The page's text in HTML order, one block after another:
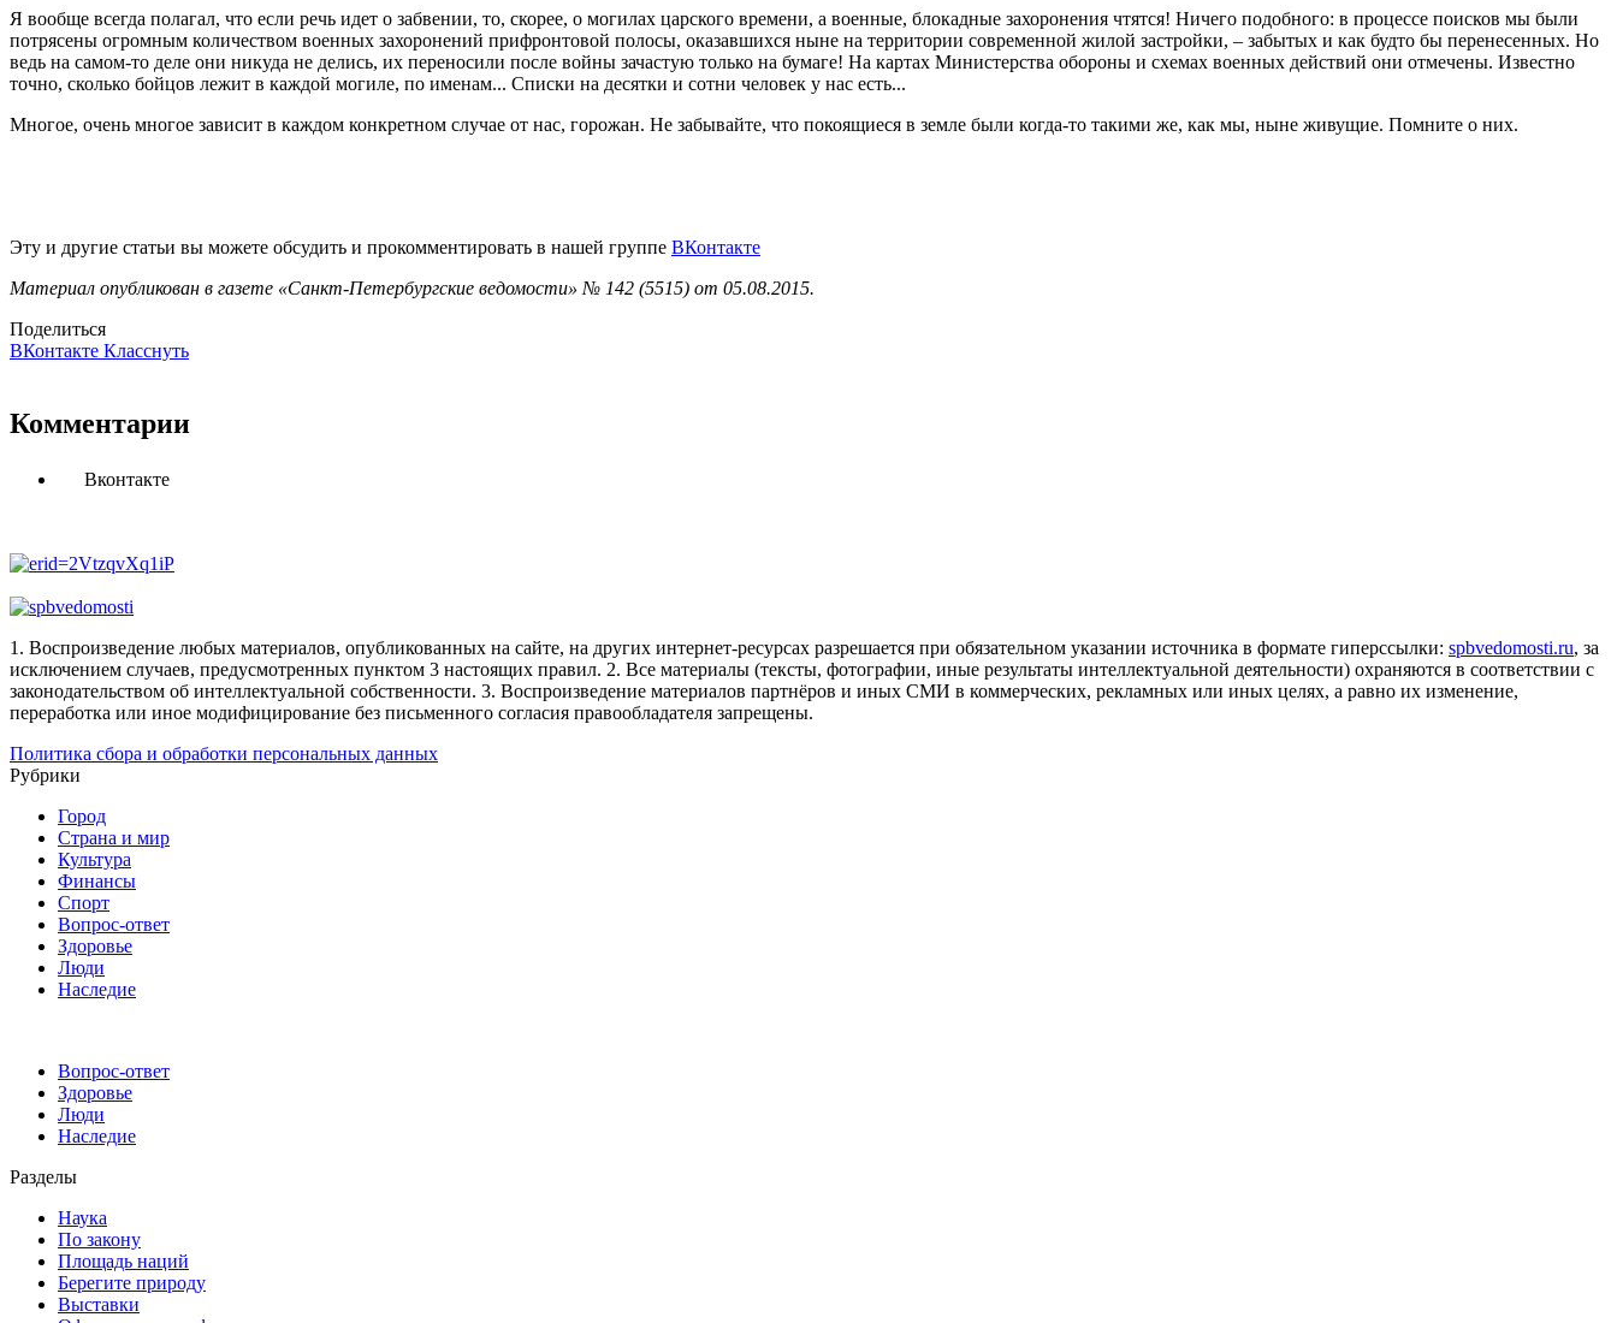
Я вообще всегда полагал, что если речь идет о забвении, то, скорее, о могилах царского времени, а военные, блокадные захоронения чтятся! Ничего подобного: в процессе поисков мы были
потрясены огромным количеством военных захоронений прифронтовой полосы, оказавшихся ныне на территории современной жилой застройки, – забытых и как будто бы перенесенных. Но
ведь на самом-то деле они никуда не делись, их переносили после войны зачастую только на бумаге! На картах Министерства обороны и схемах военных действий они отмечены. Известно
точно, сколько бойцов лежит в каждой могиле, по именам... Списки на десятки и сотни человек у нас есть...
Многое, очень многое зависит в каждом конкретном случае от нас, горожан. Не забывайте, что покоящиеся в земле были когда-то такими же, как мы, ныне живущие. Помните о них.
Эту и другие статьи вы можете обсудить и прокомментировать в нашей группе ВКонтакте
Материал опубликован в газете «Санкт-Петербургские ведомости» № 142 (5515) от 05.08.2015.
Поделиться
ВКонтакте Класснуть
Комментарии
Вконтакте
1. Воспроизведение любых материалов, опубликованных на сайте, на других интернет-ресурсах разрешается при обязательном указании источника в формате гиперссылки: spbvedomosti.ru, за
исключением случаев, предусмотренных пунктом 3 настоящих правил. 2. Все материалы (тексты, фотографии, иные результаты интеллектуальной деятельности) охраняются в соответствии с
законодательством об интеллектуальной собственности. 3. Воспроизведение материалов партнёров и иных СМИ в коммерческих, рекламных или иных целях, а равно их изменение,
переработка или иное модифицирование без письменного согласия правообладателя запрещены.
Политика сбора и обработки персональных данных
Рубрики
Город
Страна и мир
Культура
Финансы
Спорт
Вопрос-ответ
Здоровье
Люди
Наследие
Вопрос-ответ
Здоровье
Люди
Наследие
Разделы
Наука
По закону
Площадь наций
Берегите природу
Выставки